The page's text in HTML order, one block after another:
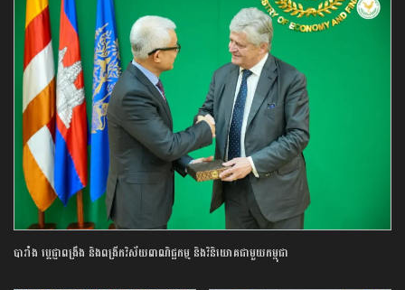
បារាំង​ ប្ដេជ្ញា​ពង្រឹង​ និង​ពង្រីក​វិស័យ​ពាណិជ្ជកម្ម​ ​និង​វិនិយោគ​ជាមួយ​កម្ពុជា​